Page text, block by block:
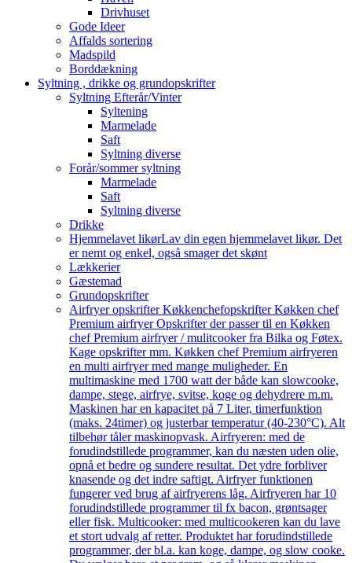
Drivhuset
Gode Ideer
Affalds sortering
Madspild
Borddækning
Syltning , drikke og grundopskrifter
Syltning Efterår/Vinter
Syltening
Marmelade
Saft
Syltning diverse
Forår/sommer syltning
Marmelade
Saft
Syltning diverse
Drikke
Hjemmelavet likørLav din egen hjemmelavet likør. Det
er nemt og enkel, også smager det skønt
Lækkerier
Gæstemad
Grundopskrifter
Airfryer opskrifter Køkkenchefopskrifter Køkken chef
Premium airfryer Opskrifter der passer til en Køkken
chef Premium airfryer / mulitcooker fra Bilka og Føtex.
Kage opskrifter mm. Køkken chef Premium airfryeren
en multi airfryer med mange muligheder. En
multimaskine med 1700 watt der både kan slowcooke,
dampe, stege, airfrye, svitse, koge og dehydrere m.m.
Maskinen har en kapacitet på 7 Liter, timerfunktion
(maks. 24timer) og justerbar temperatur (40-230°C). Alt
tilbehør tåler maskinopvask. Airfryeren: med de
forudindstillede programmer, kan du næsten uden olie,
opnå et bedre og sundere resultat. Det ydre forbliver
knasende og det indre saftigt. Airfryer funktionen
fungerer ved brug af airfryerens låg. Airfryeren har 10
forudindstillede programmer til fx bacon, grøntsager
eller fisk. Multicooker: med multicookeren kan du lave
et stort udvalg af retter. Produktet har forudindstillede
programmer, der bl.a. kan koge, dampe, og slow cooke.